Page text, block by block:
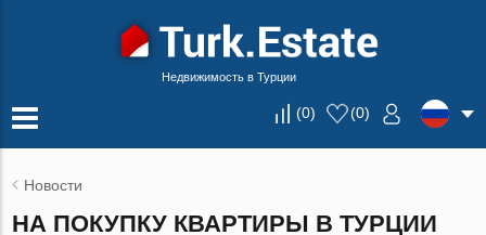
Недвижимость в Турции
(0) (0)
Новости
НА ПОКУПКУ КВАРТИРЫ В ТУРЦИИ